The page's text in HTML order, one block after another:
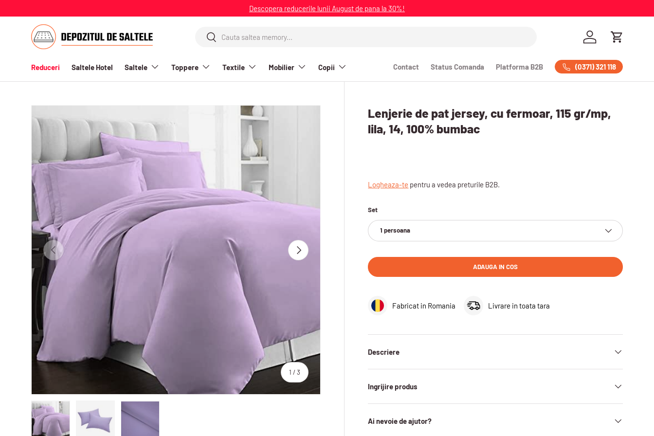
MERGI LA CONTINUT
Descopera reducerile lunii August de pana la 30%!
Cauta
Cauta
Logheaza-teCos de
Reduceri Saltele Hotel Saltele Toppere Textile Mobilier Copii Contact Status Comanda Platforma B2B (0371) 321 118
TRANSLATION MISSING: RO-RO.ACCESSIBILITY.SKIP_TO_PRODUCT_INFO
ANTERIOR
1 /sau
3
INAINTE
Lenjerie de pat jersey, cu fermoar, 115 gr/mp,
lila, 14, 100% bumbac
Logheaza-te pentru a vedea preturile B2B.
Set
1 persoana
ADAUGA IN COS
Fabricat in Romania Livrare in toata tara
Descriere
Ingrijire produs
Ai nevoie de ajutor?